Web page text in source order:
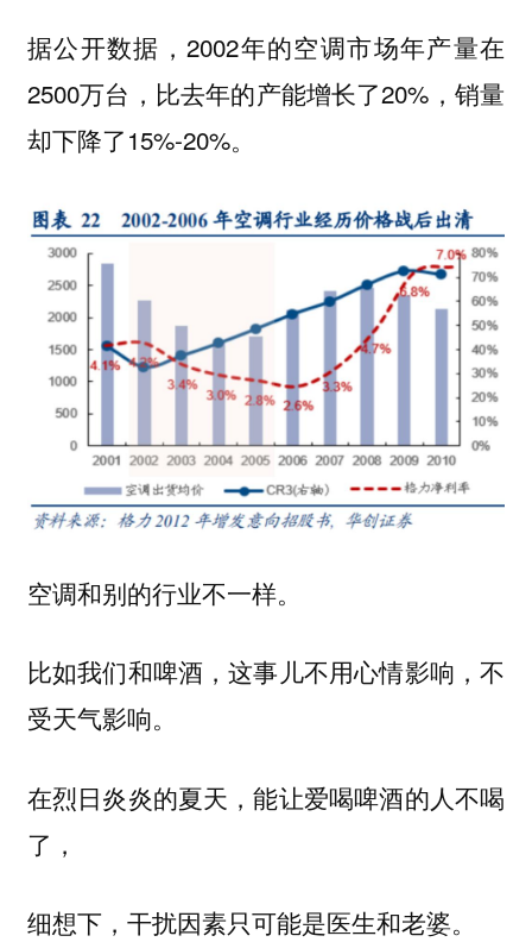
据公开数据，2002年的空调市场年产量在
2500万台，比去年的产能增长了20%，销量
却下降了15%-20%。
空调和别的行业不一样。
比如我们和啤酒，这事儿不用心情影响，不
受天气影响。
在烈日炎炎的夏天，能让爱喝啤酒的人不喝
了，
细想下，干扰因素只可能是医生和老婆。